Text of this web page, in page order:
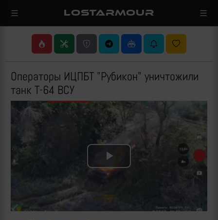
LOSTARMOUR
Операторы ИЦПБТ "Рубикон" уничтожили
танк Т-64 ВСУ
Play